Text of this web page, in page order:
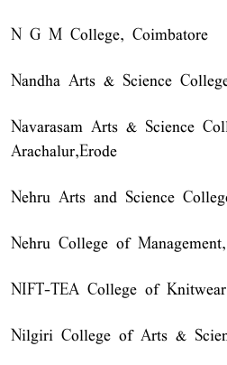
N G M College, Coimbatore
Nandha Arts & Science
Navarasam Arts & Science
Arachalur,Erode
Nehru Arts and Science
Nehru College of
NIFT-TEA College of
Nilgiri College of Arts &